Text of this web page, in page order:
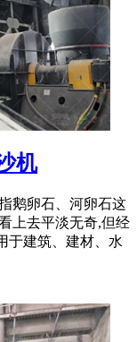
机
鹅卵石、河卵石这
上去平淡无奇,但经
于建筑、建材、水